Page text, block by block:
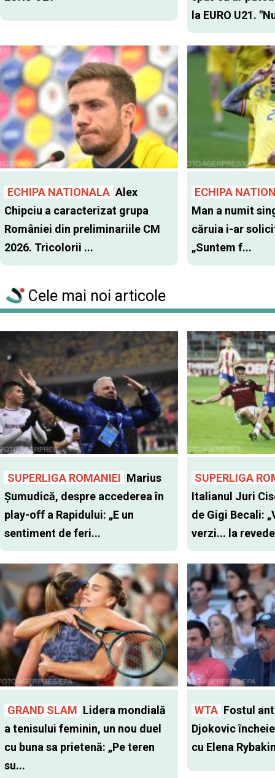
la EURO U21.
ECHIPA NATIONALA Alex
Chipciu a caracterizat grupa
României din preliminariile CM
2026. Tricolorii ...
ECHIPA
Man a numit
căruia i-ar
„Suntem f...
Cele mai noi articole
SUPERLIGA ROMANIEI Marius
Șumudică, despre accederea în
play-off a Rapidului: „E un
sentiment de feri...
SUPERLIGA
Italianul Juri
de Gigi Becali:
verzi... la
GRAND SLAM Lidera mondială
a tenisului feminin, un nou duel
cu buna sa prietenă: „Pe teren
su...
WTA Fostul
Djokovic
cu Elena